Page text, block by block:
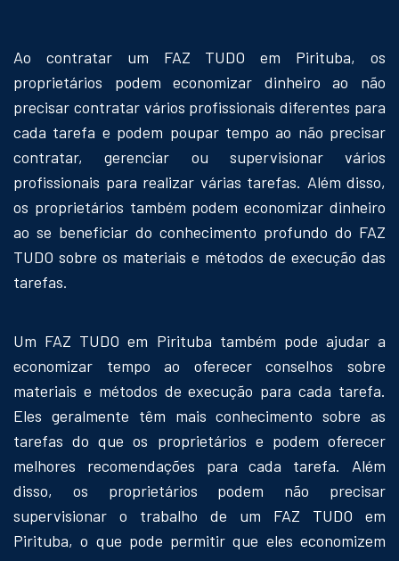
Ao contratar um FAZ TUDO em Pirituba, os
proprietários podem economizar dinheiro ao não
precisar contratar vários profissionais diferentes para
cada tarefa e podem poupar tempo ao não precisar
contratar, gerenciar ou supervisionar vários
profissionais para realizar várias tarefas. Além disso,
os proprietários também podem economizar dinheiro
ao se beneficiar do conhecimento profundo do FAZ
TUDO sobre os materiais e métodos de execução das
tarefas.
Um FAZ TUDO em Pirituba também pode ajudar a
economizar tempo ao oferecer conselhos sobre
materiais e métodos de execução para cada tarefa.
Eles geralmente têm mais conhecimento sobre as
tarefas do que os proprietários e podem oferecer
melhores recomendações para cada tarefa. Além
disso, os proprietários podem não precisar
supervisionar o trabalho de um FAZ TUDO em
Pirituba, o que pode permitir que eles economizem